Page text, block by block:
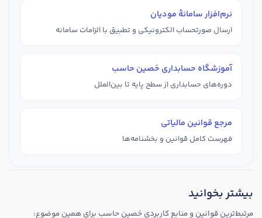
نرم‌افزار سامانهٔ مودیان
ارسال صورتحساب الکترونیکی و تطبیق با الزامات سامانه
آموزشگاه حسابداری حَصین حاسب
دوره‌های حسابداری از سطح پایه تا بین‌الملل
مرجع قوانین مالیاتی
فهرست کامل قوانین و بخشنامه‌ها
بیشتر بخوانید
مرتبط‌ترین قوانین و منابع کاربردی حَصین حاسب برای همین موضوع: